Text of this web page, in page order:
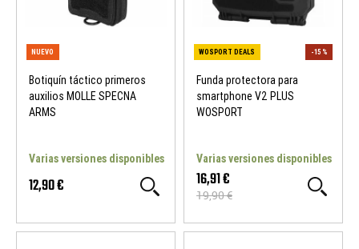
Botiquín táctico primeros
auxilios MOLLE SPECNA
ARMS
Varias versiones disponibles
12,90 €
Funda protectora para
smartphone V2 PLUS
WOSPORT
Varias versiones disponibles
16,91 €
19,90 €